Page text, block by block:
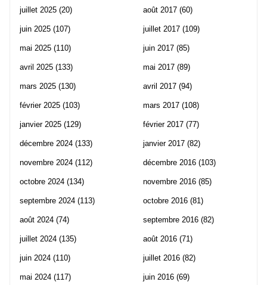
juillet 2025 (20)
juin 2025 (107)
mai 2025 (110)
avril 2025 (133)
mars 2025 (130)
février 2025 (103)
janvier 2025 (129)
décembre 2024 (133)
novembre 2024 (112)
octobre 2024 (134)
septembre 2024 (113)
août 2024 (74)
juillet 2024 (135)
juin 2024 (110)
mai 2024 (117)
août 2017 (60)
juillet 2017 (109)
juin 2017 (85)
mai 2017 (89)
avril 2017 (94)
mars 2017 (108)
février 2017 (77)
janvier 2017 (82)
décembre 2016 (103)
novembre 2016 (85)
octobre 2016 (81)
septembre 2016 (82)
août 2016 (71)
juillet 2016 (82)
juin 2016 (69)